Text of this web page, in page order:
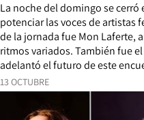
13 OCTUBRE
La noche del domingo se
potenciar las voces de artistas
de la jornada fue Mon Laferte,
ritmos variados. También fue
adelantó el futuro de este